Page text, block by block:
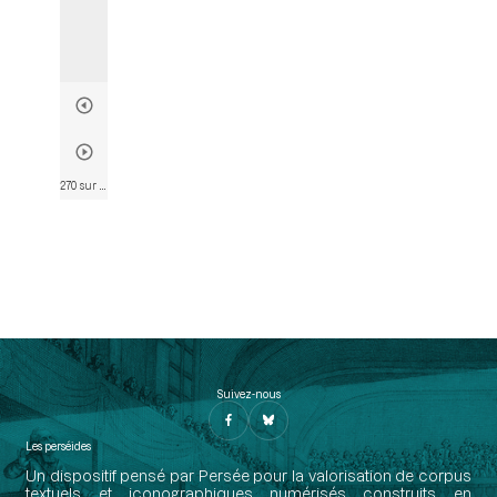
Suivez-nous
Les perséides
Un dispositif pensé par Persée pour la valorisation de corpus